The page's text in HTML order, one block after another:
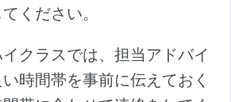
ください。
クラスでは、担当アドバイ
時間帯を事前に伝えておく